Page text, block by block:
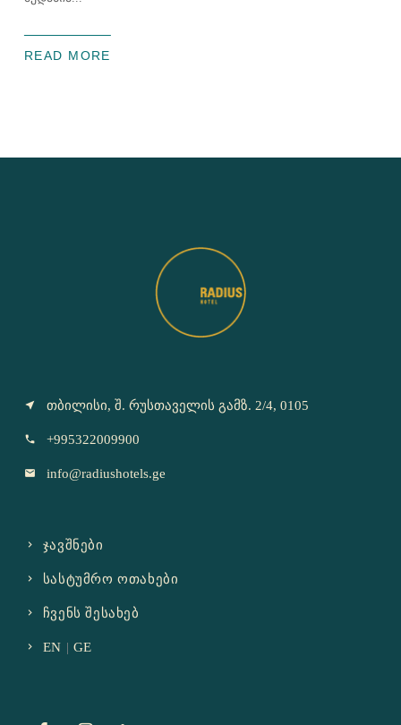
READ MORE
near_me თბილისი, შ. რუსთაველის გამზ. 2/4, 0105
call +995322009900
email info@radiushotels.ge
ᲯᲐᲕᲨᲜᲔᲑᲘ
ᲡᲐᲡᲢᲣᲛᲠᲝ ᲝᲗᲐᲮᲔᲑᲘ
ᲩᲕᲔᲜᲡ ᲨᲔᲡᲐᲮᲔᲑ
EN | GE